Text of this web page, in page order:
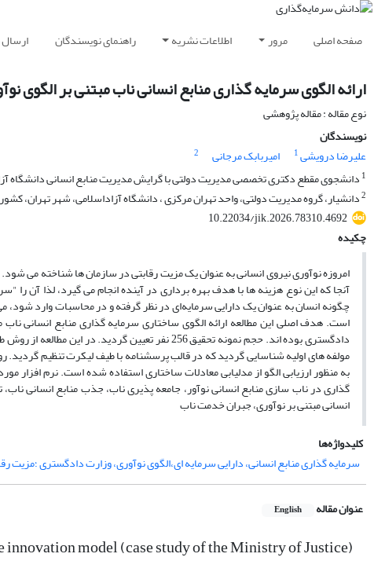
صفحه اصلی مرور اطلاعات نشریه راهنمای نویسندگان ارسال
ارائه الگوی سرمایه گذاری منابع انسانی ناب مبتنی بر الگوی
نوع مقاله : مقاله پژوهشی
نویسندگان
علیرضا درویشی1 امیربابک مرجانی
2
1 دانشجوی مقطع دکتری تخصصی مدیریت دولتی با گرایش مدیریت منابع انسانی دانشگاه
2دانشیار، گروه مدیریت دولتی، واحد تهران مرکزی ، دانشگاه آزاداسلامی، شهر تهران،
10.22034/jik.2026.78310.4692
چکیده
امروزه نوآوری نیروی انسانی به عنوان یک مزیت رقابتی در سازمان ها شناخته می
آنجا که این نوع هزینه ها با هدف بهره برداری در آینده انجام می گیرد، لذا آن را
چگونه انسان به عنوان یک دارایی سرمایه‌ای در نظر گرفته و در محاسبات وارد
است. هدف اصلی این مطالعه ارائه الگوی ساختاری سرمایه گذاری منابع انسانی
دادگستری بوده اند. حجم نمونه تحقیق 256 نفر
مولفه های اولیه شناسایی گردید که در قالب پرسشنامه با طیف لیکرت تنظیم گردید.
گذاری در ناب سازی منابع انسانی نوآور، جامعه پذیری ناب، جذب منابع انسانی
انسانی مبتنی بر نوآوری، جبران خدمت ناب
کلیدواژه‌ها
سرمایه گذاری منابع انسانی، دارایی سرمایه ای،الگوی نوآوری، وزارت دادگستری ؛مزیت
عنوان مقاله English
model (case study of the Ministry of Justice)